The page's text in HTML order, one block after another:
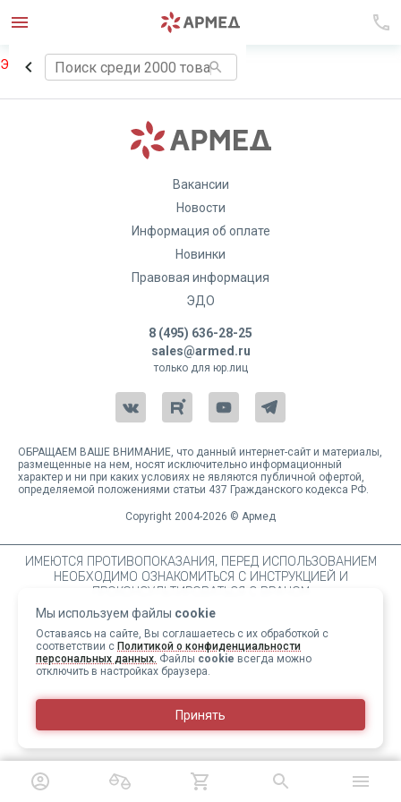
Элемент не найден!
Мы используем файлы cookie
Оставаясь на сайте, Вы соглашаетесь с их обработкой с
соответствии с Политикой о конфиденциальности
персональных данных. Файлы cookie всегда можно
отключить в настройках браузера.
Принять
Вакансии
Новости
Информация об оплате
Новинки
Правовая информация
ЭДО
8 (495) 636-28-25
sales@armed.ru
только для юр.лиц
ОБРАЩАЕМ ВАШЕ ВНИМАНИЕ, что данный интернет-сайт и материалы,
размещенные на нем, носят исключительно информационный
характер и ни при каких условиях не являются публичной офертой,
определяемой положениями статьи 437 Гражданского кодекса РФ.
Copyright 2004-2026 © Армед
ИМЕЮТСЯ ПРОТИВОПОКАЗАНИЯ, ПЕРЕД ИСПОЛЬЗОВАНИЕМ
НЕОБХОДИМО ОЗНАКОМИТЬСЯ С ИНСТРУКЦИЕЙ И
ПРОКОНСУЛЬТИРОВАТЬСЯ С ВРАЧОМ